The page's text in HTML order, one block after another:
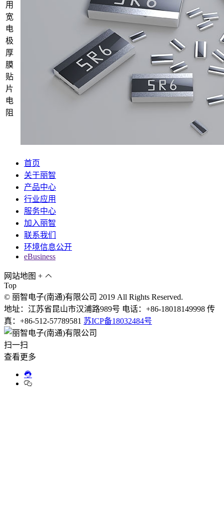
用
宽
电
极
厚
膜
贴
片
电
阻
首页
关于丽智
产品中心
行业应用
服务中心
加入丽智
联系我们
环境信息公开
eBusiness
网站地图 +
Top
© 丽智电子(南通)有限公司 2019 All Rights Reserved.
地址：江苏省昆山市汉浦路989号 电话：+86-18018149998 传
真：+86-512-57789581 苏ICP备18032484号
扫一扫
查看更多